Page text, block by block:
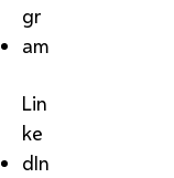
gr
am
Lin
ke
dIn